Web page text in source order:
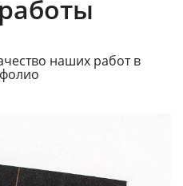
наших работ в